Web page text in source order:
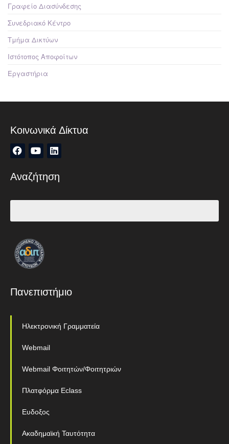
Γραφείο Διασύνδεσης
Συνεδριακό Κέντρο
Τμήμα Δικτύων
Ιστότοπος Αποφοίτων
Εργαστήρια
Κοινωνικά Δίκτυα
Αναζήτηση
Πανεπιστήμιο
Ηλεκτρονική Γραμματεία
Webmail
Webmail Φοιτητών/Φοιτητριών
Πλατφόρμα Eclass
Ευδοξος
Ακαδημαϊκή Ταυτότητα